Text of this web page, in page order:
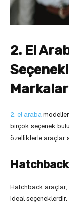
2. El
Markalar
2. el araba
birçok seçenek
özelliklerle araçlar
Hatchback araçlar,
ideal